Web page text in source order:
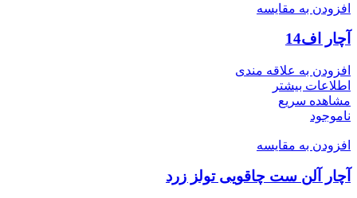
افزودن به مقایسه
آچار اف14
افزودن به علاقه مندی
اطلاعات بیشتر
مشاهده سریع
ناموجود
افزودن به مقایسه
آچار آلن ست چاقویی تولز زرد